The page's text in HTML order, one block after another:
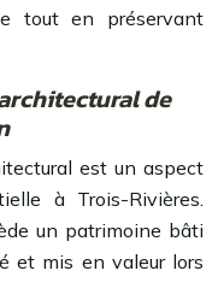
tout en préservant
de
est un aspect
à Trois-Rivières.
un patrimoine bâti
et mis en valeur lors